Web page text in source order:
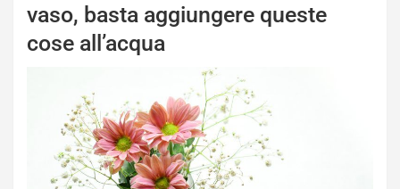
vaso, basta aggiungere queste
cose all’acqua